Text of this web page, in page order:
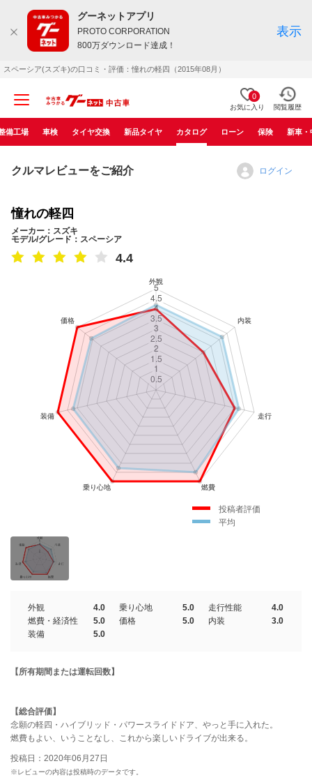
グーネットアプリ
PROTO CORPORATION
800万ダウンロード達成！
表示
スペーシア(スズキ)の口コミ・評価：憧れの軽四（2015年08月）
0
お気に入り 閲覧履歴
備工場 車検 タイヤ交換 新品タイヤ カタログ ローン 保険 新車・
クルマレビューをご紹介 ログイン
憧れの軽四
メーカー：スズキ
モデル/グレード：スペーシア
4.4
投稿者評価
平均
外観 4.0 乗り心地 5.0 走行性能
4.0
燃費・経済性
5.0 価格 5.0 内装
3.0
装備
5.0
【所有期間または運転回数】
【総合評価】
念願の軽四・ハイブリッド・パワースライドドア、やっと手に入れた。
燃費もよい、いうことなし、これから楽しいドライブが出来る。
投稿日：2020年06月27日
※レビューの内容は投稿時のデータです。